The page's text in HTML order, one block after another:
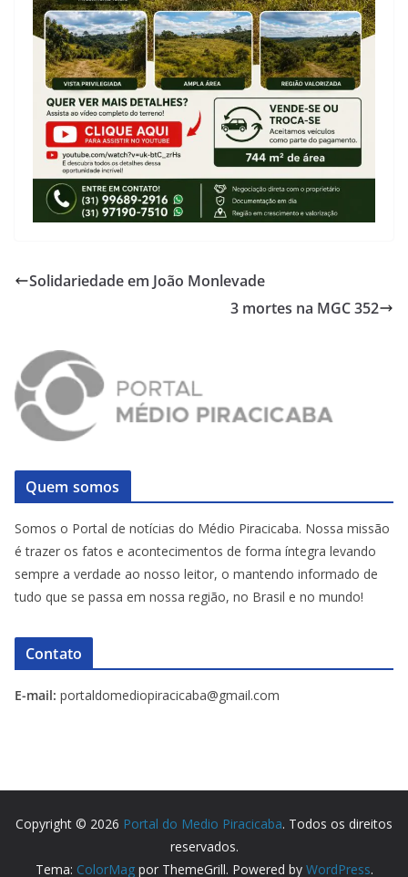
Solidariedade em João Monlevade
3 mortes na MGC 352
Quem somos
Somos o Portal de notícias do Médio Piracicaba. Nossa missão
é trazer os fatos e acontecimentos de forma íntegra levando
sempre a verdade ao nosso leitor, o mantendo informado de
tudo que se passa em nossa região, no Brasil e no mundo!
Contato
E-mail: portaldomediopiracicaba@gmail.com
Copyright © 2026 Portal do Medio Piracicaba. Todos os direitos
reservados.
Tema: ColorMagpor ThemeGrill. Powered by WordPress.